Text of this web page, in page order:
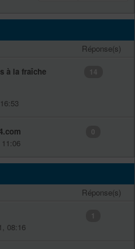
Réponse(s)
à la fraîche 14
0
Réponse(s)
08:16
1